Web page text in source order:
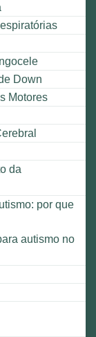
Down
Motores
da
por que
autismo no